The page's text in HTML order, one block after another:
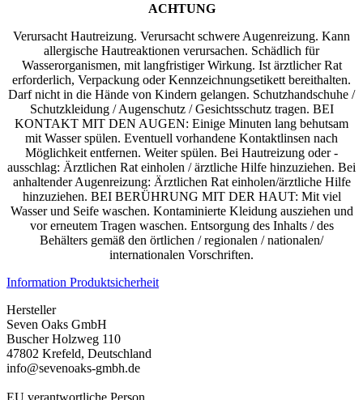
ACHTUNG
Verursacht Hautreizung. Verursacht schwere Augenreizung. Kann
allergische Hautreaktionen verursachen. Schädlich für
Wasserorganismen, mit langfristiger Wirkung. Ist ärztlicher Rat
erforderlich, Verpackung oder Kennzeichnungsetikett bereithalten.
Darf nicht in die Hände von Kindern gelangen. Schutzhandschuhe /
Schutzkleidung / Augenschutz / Gesichtsschutz tragen. BEI
KONTAKT MIT DEN AUGEN: Einige Minuten lang behutsam
mit Wasser spülen. Eventuell vorhandene Kontaktlinsen nach
Möglichkeit entfernen. Weiter spülen. Bei Hautreizung oder -
ausschlag: Ärztlichen Rat einholen / ärztliche Hilfe hinzuziehen. Bei
anhaltender Augenreizung: Ärztlichen Rat einholen/ärztliche Hilfe
hinzuziehen. BEI BERÜHRUNG MIT DER HAUT: Mit viel
Wasser und Seife waschen. Kontaminierte Kleidung ausziehen und
vor erneutem Tragen waschen. Entsorgung des Inhalts / des
Behälters gemäß den örtlichen / regionalen / nationalen/
internationalen Vorschriften.
Information Produktsicherheit
Hersteller
Seven Oaks GmbH
Buscher Holzweg 110
47802 Krefeld, Deutschland
info@sevenoaks-gmbh.de
EU verantwortliche Person